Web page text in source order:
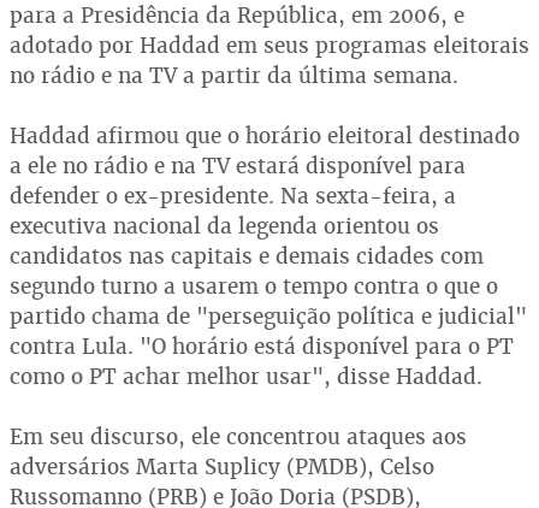
para a Presidência da República, em 2006, e
adotado por Haddad em seus programas eleitorais
no rádio e na TV a partir da última semana.
Haddad afirmou que o horário eleitoral destinado
a ele no rádio e na TV estará disponível para
defender o ex-presidente. Na sexta-feira, a
executiva nacional da legenda orientou os
candidatos nas capitais e demais cidades com
segundo turno a usarem o tempo contra o que o
partido chama de "perseguição política e judicial"
contra Lula. "O horário está disponível para o PT
como o PT achar melhor usar", disse Haddad.
Em seu discurso, ele concentrou ataques aos
adversários Marta Suplicy (PMDB), Celso
Russomanno (PRB) e João Doria (PSDB),